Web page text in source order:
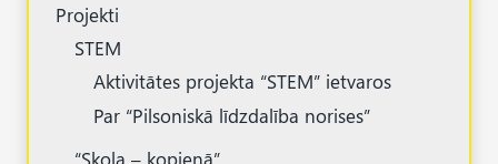
Projekti
STEM
Aktivitātes projekta “STEM” ietvaros
Par “Pilsoniskā līdzdalība norises”
“Skola – kopienā”